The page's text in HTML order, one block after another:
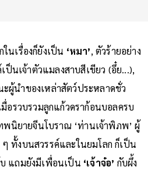
นเรื่องก็ยังเป็น ‘หมา’, ตัวร้ายอย่าง
เป็นเจ้าตัวแมลงสาบสีเขียว (อึ๋ย...),
ผู้นำของเหล่าสัตว์ประหลาดชั่ว
อรวบรวมลูกแก้วดราก้อนบอลครบ
พนิยายจีนโบราณ ‘ท่านเจ้าพิภพ’ ผู้
ทั้งบนสวรรค์และในยมโลก ก็เป็น
แถมยังมีเพื่อนเป็น ‘เจ้าจ๋อ’ กับผึ้ง